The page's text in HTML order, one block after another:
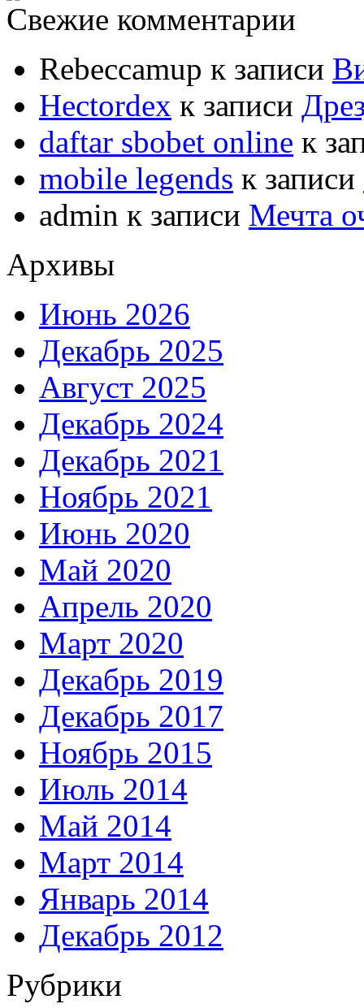
Свежие комментарии
Rebeccamup к записи
Hectordex к записи
daftar sbobet online к
mobile legends к записи
admin к записи Мечта
Архивы
Июнь 2026
Декабрь 2025
Август 2025
Декабрь 2024
Декабрь 2021
Ноябрь 2021
Июнь 2020
Май 2020
Апрель 2020
Март 2020
Декабрь 2019
Декабрь 2017
Ноябрь 2015
Июль 2014
Май 2014
Март 2014
Январь 2014
Декабрь 2012
Рубрики